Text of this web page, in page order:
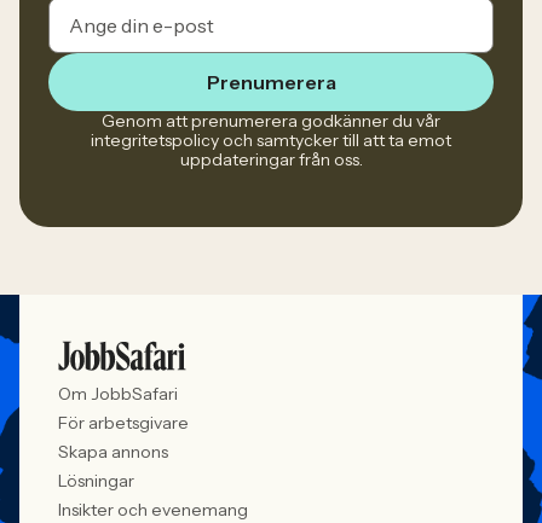
Prenumerera
Genom att prenumerera godkänner du vår
integritetspolicy och samtycker till att ta emot
uppdateringar från oss.
Om JobbSafari
För arbetsgivare
Skapa annons
Lösningar
Insikter och evenemang